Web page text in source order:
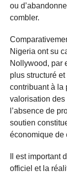
ou
combler.
Nigeria ont su
Nollywood, par
plus structuré
contribuant à la
valorisation des
l’absence de
soutien
économique de
Il est important
officiel et la